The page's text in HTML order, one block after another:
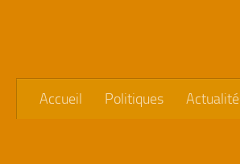
Accueil Politiques